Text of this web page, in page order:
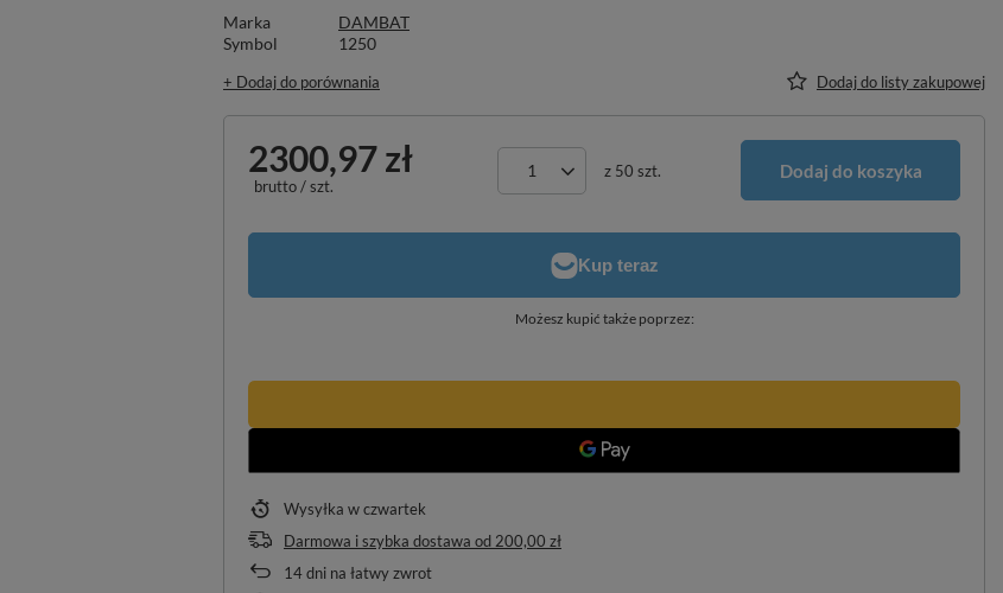
Marka
DAMBAT
Symbol
1250
+ Dodaj do porównania Dodaj do listy zakupowej
2300,97 zł
brutto/szt.
z 50 szt. Dodaj do koszyka
Możesz kupić także poprzez:
Wysyłka w czwartek
Darmowa i szybka dostawa od 200,00 zł
14dni na łatwy zwrot